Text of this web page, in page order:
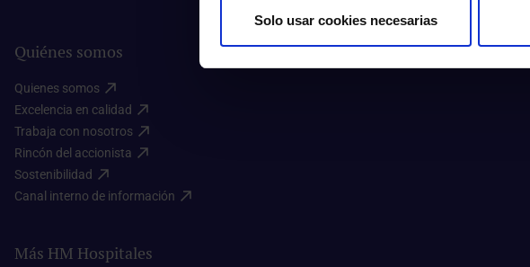
Solo usar cookies necesarias
Quiénes somos
Quienes somos​
Excelencia en calidad​
Trabaja con nosotros​
Rincón del accionista​
Sostenibilidad​
Canal interno de información​
Más HM Hospitales